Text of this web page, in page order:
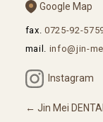
Google Map
fax.0725-92-
mail. info@jin-
Instagram
Jin Mei